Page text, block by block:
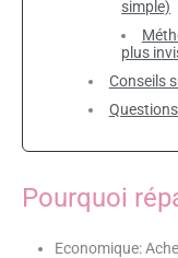
simple)
plus
Conseils
Pourquoi
Economique: